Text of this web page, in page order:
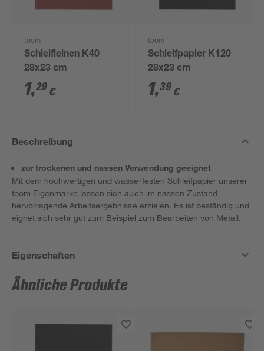
toom
Schleifleinen K40
28x23 cm
1,29 €
toom
Schleifpapier K120
28x23 cm
1,39 €
Beschreibung
zur trockenen und nassen Verwendung geeignet
Mit dem hochwertigen und wasserfesten Schleifpapier unserer
toom Eigenmarke lassen sich auch im nassen Zustand
hervorragende Arbeitsergebnisse erzielen. Es ist beständig und
eignet sich sehr gut zum Beispiel zum Bearbeiten von Metall.
Eigenschaften
Ähnliche Produkte